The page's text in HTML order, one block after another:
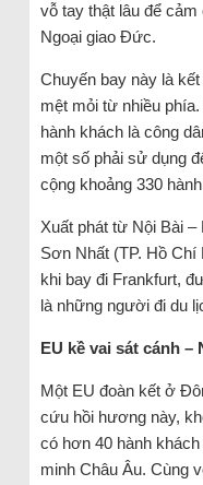
vỗ tay thật lâu để
Ngoại giao Đức.
Chuyến bay này là
mệt mỏi từ nhiều
hành khách là công
một số phải sử dụng
cộng khoảng 330
Xuất phát từ Nội Bài
Sơn Nhất (TP. Hồ
khi bay đi Frankfurt,
là những người đi du
EU kề vai sát cánh
Một EU đoàn kết ở
cứu hồi hương này,
có hơn 40 hành
minh Châu Âu. Cùng